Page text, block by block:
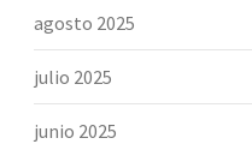
agosto 2025
julio 2025
junio 2025